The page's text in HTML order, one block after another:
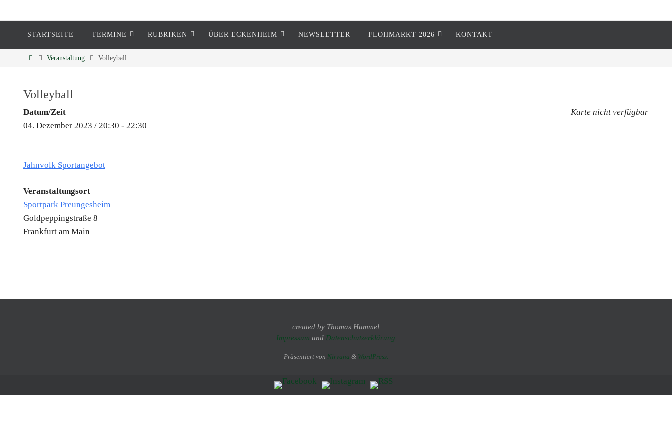
Eckenheim
STARTSEITE TERMINE RUBRIKEN ÜBER ECKENHEIM NEWSLETTER FLOHMARKT 2026 KONTAKT
Veranstaltung Volleyball
Volleyball
Karte nicht verfügbar
Datum/Zeit
04. Dezember 2023 / 20:30 - 22:30
Jahnvolk Sportangebot
Veranstaltungsort
Sportpark Preungesheim
Goldpeppingstraße 8
Frankfurt am Main
created by Thomas Hummel
Impressum und Datenschutzerklärung
Präsentiert von Nirvana & WordPress.